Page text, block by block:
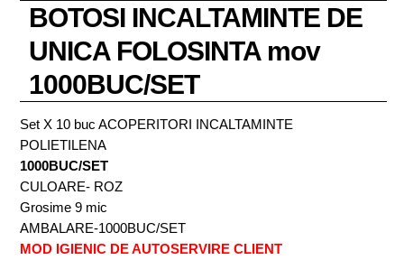
BOTOSI INCALTAMINTE DE
UNICA FOLOSINTA mov
1000BUC/SET
Set X 10 buc ACOPERITORI INCALTAMINTE
POLIETILENA
1000BUC/SET
CULOARE- ROZ
Grosime 9 mic
AMBALARE-1000BUC/SET
MOD IGIENIC DE AUTOSERVIRE CLIENT